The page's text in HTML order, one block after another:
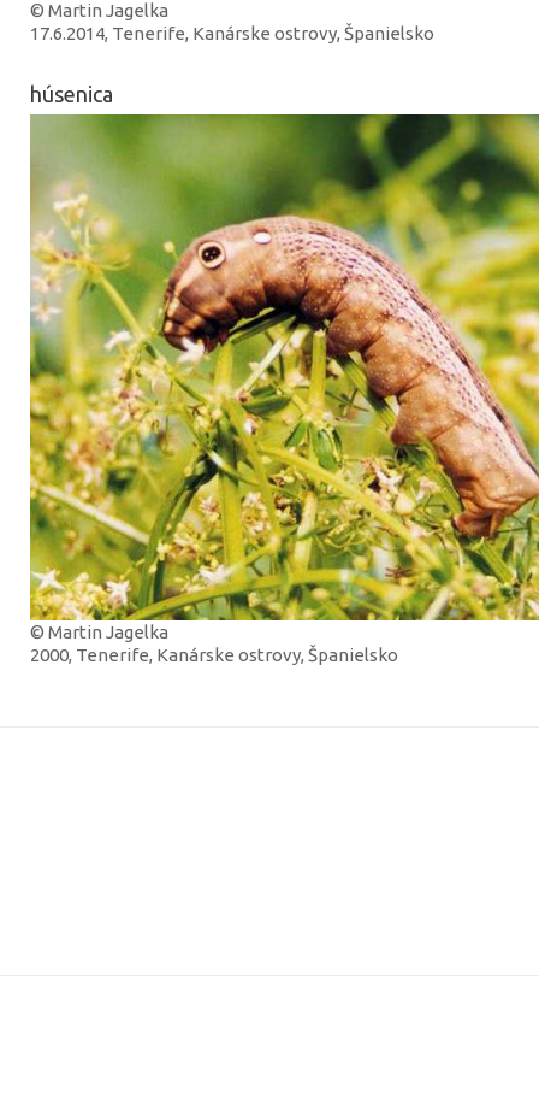
© Martin Jagelka
17.6.2014, Tenerife, Kanárske ostrovy, Španielsko
húsenica
© Martin Jagelka
2000, Tenerife, Kanárske ostrovy, Španielsko